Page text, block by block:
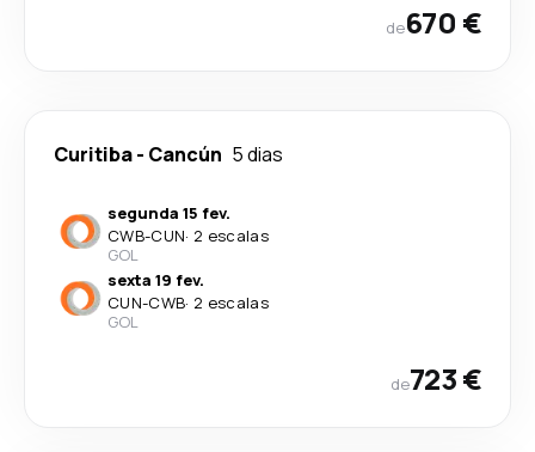
de670 €
Curitiba- Cancún 5 dias
segunda 15 fev.
CWB-CUN· 2 escalas
GOL
sexta 19 fev.
CUN-CWB· 2 escalas
GOL
de723 €